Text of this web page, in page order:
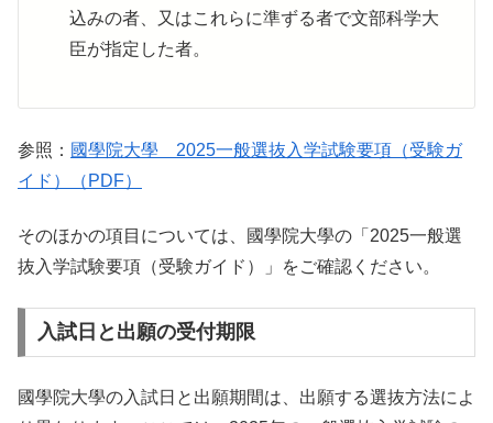
込みの者、又はこれらに準ずる者で文部科学大
臣が指定した者。
参照： 國學院大學 2025一般選抜入学試験要項（受験ガ
イド）（PDF）
そのほかの項目については、國學院大學の「2025一般選
抜入学試験要項（受験ガイド）」をご確認ください。
入試日と出願の受付期限
國學院大學の入試日と出願期間は、出願する選抜方法によ